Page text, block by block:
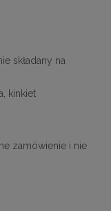
składany na
kinkiet
zamówienie i nie